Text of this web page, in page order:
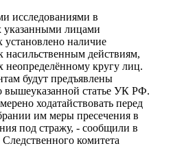
исследованиями в
указанными лицами
установлено наличие
насильственным действиям,
неопределённому кругу лиц.
будут предъявлены
вышеуказанной статье УК РФ.
ходатайствовать перед
им меры пресечения в
под стражу, - сообщили в
комитета